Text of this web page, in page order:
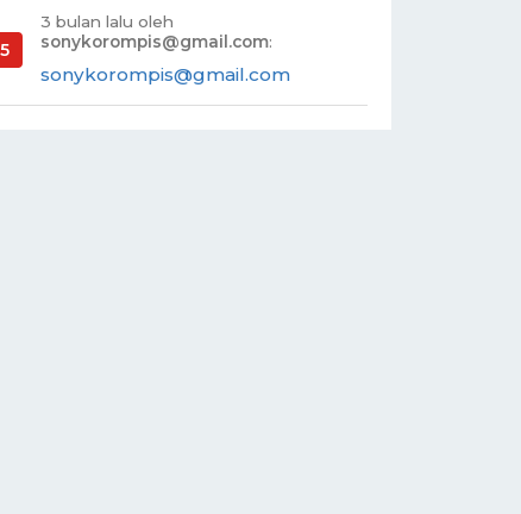
3 bulan lalu oleh
sonykorompis@gmail.com:
sonykorompis@gmail.com